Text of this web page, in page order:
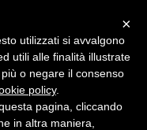
HOME SECURITY
×
utilizzati si avvalgono
utili alle finalità illustrate
o negare il consenso
policy.
pagina, cliccando
in altra maniera,